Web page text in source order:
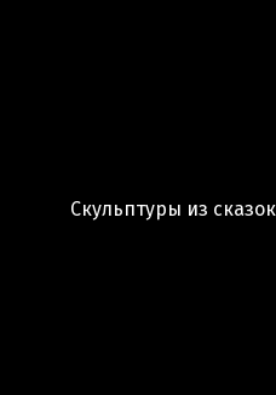
Скульптуры из